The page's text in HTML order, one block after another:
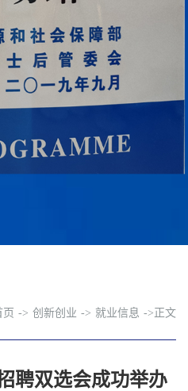
页 -> 创新创业 -> 就业信息 -> 正文
聘双选会成功举办